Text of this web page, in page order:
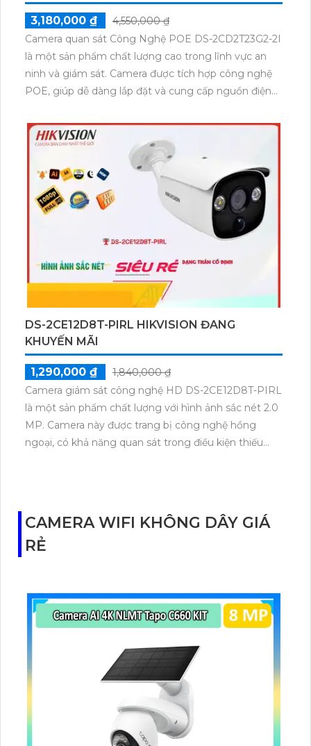
3,180,000 ₫
4,550,000 ₫
Camera quan sát Công Nghệ POE DS-2CD2T23G2-2I
là một sản phẩm chất lượng cao trong lĩnh vực an
ninh và giám sát. Camera được tích hợp công nghệ
POE, giúp dễ dàng lắp đặt và cung cấp nguồn điện
đêm vượt trội thông qua công nghệ EXIR 2.0, nhiều
tính năng thông minh như phát hiện chuyển động,
phát hiện hồng ngoại, sản phẩm này mang lại hình
ảnh nét, sắc nét và rõ ràng trong mọi tình huống.
Thiết kế chắc chắn, chịu được mọi thời tiết và hỗ trợ
nhiều tính năng cải thiện hiệu suất quan sát, camera
DS-2CD2T23G2-2I là sự lựa chọn hoàn hảo cho việc
an ninh và giám sát.
DS-2CE12D8T-PIRL HIKVISION ĐANG
KHUYẾN MÃI
1,290,000 ₫
1,840,000 ₫
Camera giám sát công nghệ HD DS-2CE12D8T-PIRL
là một sản phẩm chất lượng với hình ảnh sắc nét 2.0
MP. Camera này được trang bị công nghệ hồng
ngoại, có khả năng quan sát trong điều kiện thiếu
Camera cũng hỗ trợ tính năng Starlight giúp hình
ảnh ổn định và rõ nét khi ánh sáng yếu. Với kiểu dáng
dome kim loại, camera này trở nên bền bỉ và chắc
hàng, gia đình, căn hộ.
CAMERA WIFI KHÔNG DÂY GIÁ
RẺ